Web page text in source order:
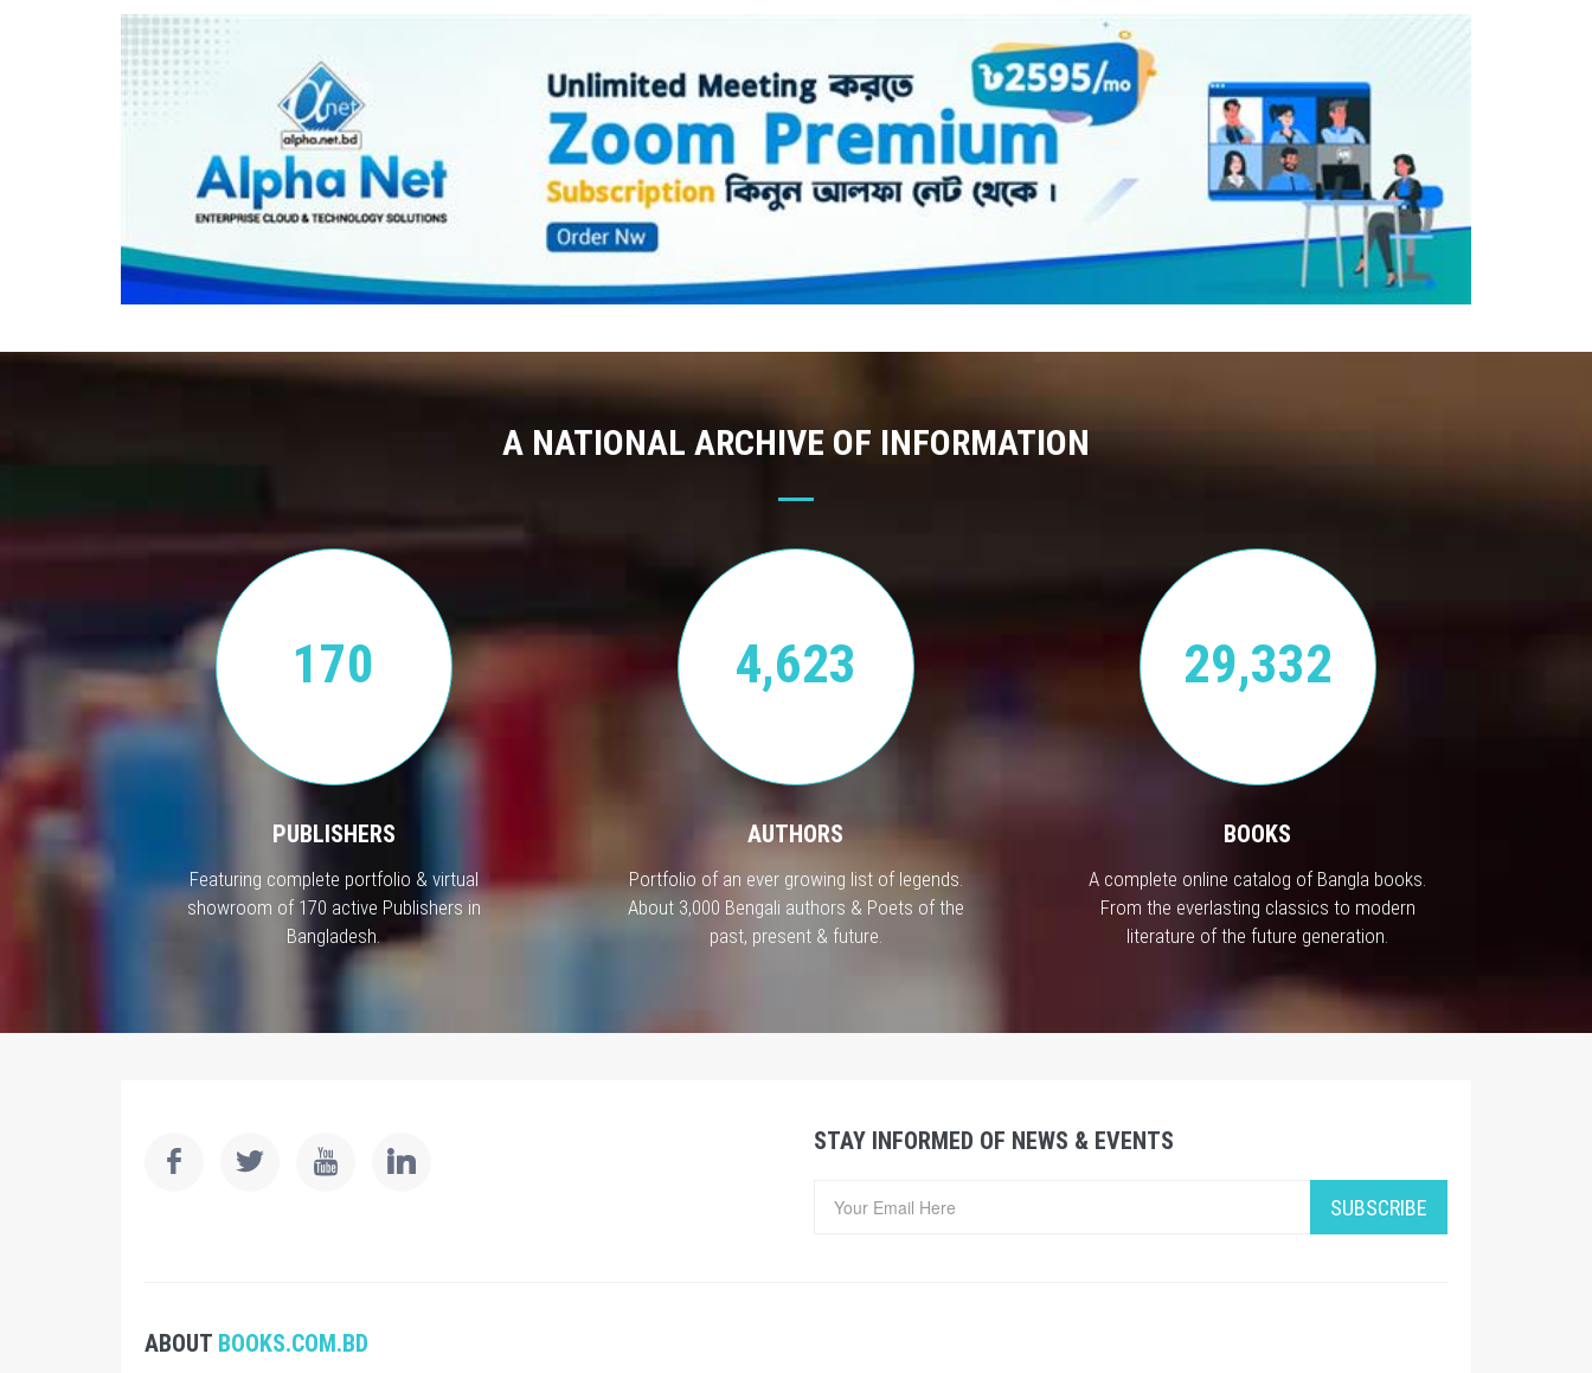
A NATIONAL ARCHIVE OF INFORMATION
170
PUBLISHERS
Featuring complete portfolio & virtual
showroom of 170 active Publishers in
Bangladesh.
4,623
AUTHORS
Portfolio of an ever growing list of legends.
About 3,000 Bengali authors & Poets of the
past, present & future.
29,332
BOOKS
A complete online catalog of Bangla books.
From the everlasting classics to modern
literature of the future generation.
STAY INFORMED OF NEWS & EVENTS
SUBSCRIBE
ABOUT BOOKS.COM.BD